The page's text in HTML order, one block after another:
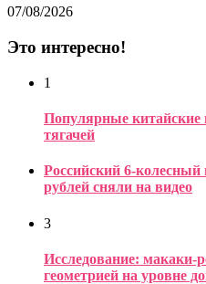
07/08/2026
Это интересно!
1
Популярные китайские
тягачей
Российский 6-колесный
рублей сняли на видео
3
Исследование: макаки-
геометрией на уровне